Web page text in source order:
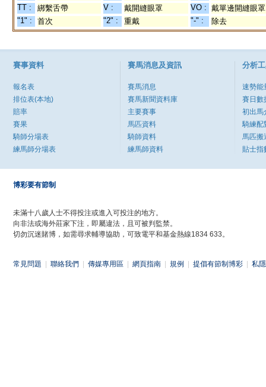
TT : 綁繫舌帶 V : 戴開縫眼罩 VO : 戴單邊開縫眼罩
"1" :
首次 "2" : 重戴 "-" : 除去
賽事資料
報名表
排位表(本地)
賠率
賽果
騎師分場表
練馬師分場表
賽馬消息及資訊
賽馬消息
賽馬新聞資料庫
主要賽事
馬匹資料
騎師資料
練馬師資料
分析
速勢能
賽日數
初出馬
騎練配
馬匹搬
貼士指
博彩要有節制
未滿十八歲人士不得投注或進入可投注的地方。
向非法或海外莊家下注，即屬違法，且可被判監禁。
切勿沉迷賭博，如需尋求輔導協助，可致電平和基金熱線1834 633。
常見問題 聯絡我們 傳媒專用區 網頁指南 規例 提倡有節制博彩 私